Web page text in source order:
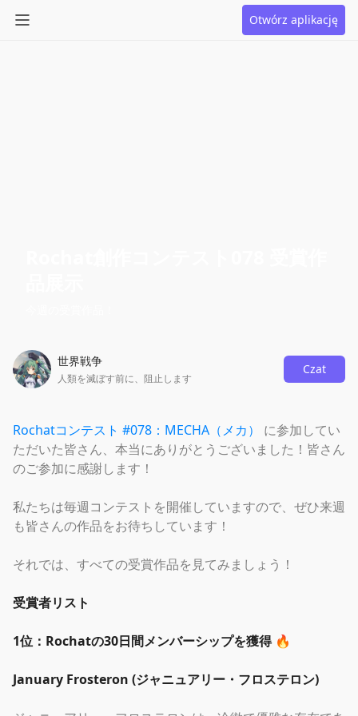
Otwórz aplikację
世界戦争
人類を滅ぼす前に、阻止します
Czat
Rochatコンテスト #078：MECHA（メカ）
に参加してい
ただいた皆さん、本当にありがとうございました！皆さん
のご参加に感謝します！
私たちは毎週コンテストを開催していますので、ぜひ来週
も皆さんの作品をお待ちしています！
それでは、すべての受賞作品を見てみましょう！
受賞者リスト
1位：Rochatの30日間メンバーシップを獲得 🔥
January Frosteron (ジャニュアリー・フロステロン)